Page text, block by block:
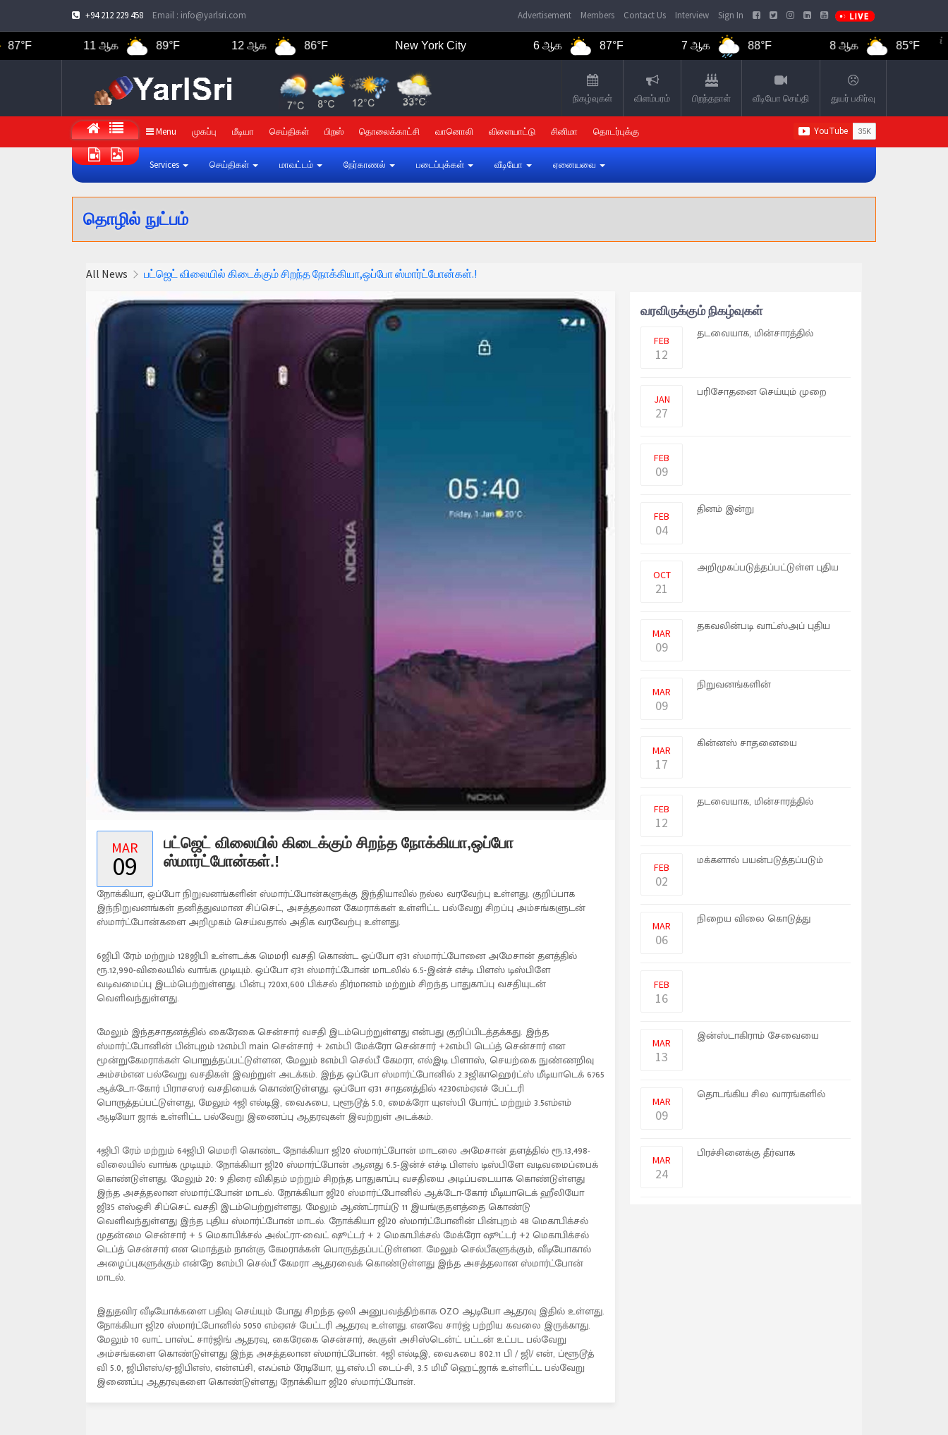
+94 212 229 458 Email : info@yarlsri.com Advertisement Members Contact Us Interview Sign In
11 ஆக 89°F 12 ஆக 86°F New York City 87°F 88°F 85°F
நிகழ்வுகள் விளம்பரம் பிறந்தநாள் வீடியோ செய்தி துயர் பகிர்வு
Menu முகப்பு மீடியா செய்திகள் பிறஸ் தொலைக்காட்சி வானொலி விளையாட்டு சினிமா தொடர்புக்கு
Services செய்திகள் மாவட்டம் நேர்காணல் படைப்புக்கள் வீடியோ ஏனையவை
தொழில் நுட்பம்
All News பட்ஜெட் விலையில் கிடைக்கும் சிறந்த நோக்கியா,ஒப்போ ஸ்மார்ட்போன்கள்.!
MAR
09
பட்ஜெட் விலையில் கிடைக்கும் சிறந்த நோக்கியா,ஒப்போ
ஸ்மார்ட்போன்கள்.!
நோக்கியா, ஒப்போ நிறுவனங்களின் ஸ்மார்ட்போன்களுக்கு இந்தியாவில் நல்ல வரவேற்பு உள்ளது. குறிப்பாக
இந்நிறுவனங்கள் தனித்துவமான சிப்செட், அசத்தலான கேமராக்கள் உள்ளிட்ட பல்வேறு சிறப்பு அம்சங்களுடன்
ஸ்மார்ட்போன்களை அறிமுகம் செய்வதால் அதிக வரவேற்பு உள்ளது.
6ஜிபி ரேம் மற்றும் 128ஜிபி உள்ளடக்க மெமரி வசதி கொண்ட ஒப்போ ஏ31 ஸ்மார்ட்போனை அமேசான் தளத்தில்
ரூ.12,990-விலையில் வாங்க முடியும். ஒப்போ ஏ31 ஸ்மார்ட்போன் மாடலில் 6.5-இன்ச் எச்டி பிளஸ் டிஸ்பிளே
வடிவமைப்பு இடம்பெற்றுள்ளது. பின்பு 720x1,600 பிக்சல் திர்மானம் மற்றும் சிறந்த பாதுகாப்பு வசதியுடன்
வெளிவந்துள்ளது.
மேலும் இந்தசாதனத்தில் கைரேகை சென்சார் வசதி இடம்பெற்றுள்ளது என்பது குறிப்பிடத்தக்கது. இந்த
ஸ்மார்ட்போனின் பின்புறம் 12எம்பி main சென்சார் + 2எம்பி மேக்ரோ சென்சார் +2எம்பி டெப்த் சென்சார் என
மூன்றுகேமராக்கள் பொறுத்தப்பட்டுள்ளன, மேலும் 8எம்பி செல்பீ கேமரா, எல்இடி பிளாஸ், செயற்கை நுண்ணறிவு
அம்சம்என பல்வேறு வசதிகள் இவற்றுள் அடக்கம். இந்த ஒப்போ ஸ்மார்ட்போனில் 2.3ஜிகாஹெர்ட்ஸ் மீடியாடெக் 6765
ஆக்டோ-கோர் பிராசஸர் வசதியைக் கொண்டுள்ளது. ஒப்போ ஏ31 சாதனத்தில் 4230எம்ஏஎச் பேட்டரி
பொருத்தப்பட்டுள்ளது, மேலும் 4ஜி எல்டிஇ, வைஃபை, புளூடூத் 5.0, மைக்ரோ யுஎஸ்பி போர்ட் மற்றும் 3.5எம்எம்
ஆடியோ ஜாக் உள்ளிட்ட பல்வேறு இணைப்பு ஆதரவுகள் இவற்றுள் அடக்கம்.
4ஜிபி ரேம் மற்றும் 64ஜிபி மெமரி கொண்ட நோக்கியா ஜி20 ஸ்மார்ட்போன் மாடலை அமேசான் தளத்தில் ரூ.13,498-
விலையில் வாங்க முடியும். நோக்கியா ஜி20 ஸ்மார்ட்போன் ஆனது 6.5-இன்ச் எச்டி பிளஸ் டிஸ்பிளே வடிவமைப்பைக்
கொண்டுள்ளது. மேலும் 20: 9 திரை விகிதம் மற்றும் சிறந்த பாதுகாப்பு வசதியை அடிப்படையாக கொண்டுள்ளது
இந்த அசத்தலான ஸ்மார்ட்போன் மாடல். நோக்கியா ஜி20 ஸ்மார்ட்போனில் ஆக்டோ-கோர் மீடியாடெக் ஹீலியோ
ஜி35 எஸ்ஒசி சிப்செட் வசதி இடம்பெற்றுள்ளது. மேலும் ஆண்ட்ராய்டு 11 இயங்குதளத்தை கொண்டு
வெளிவந்துள்ளது இந்த புதிய ஸ்மார்ட்போன் மாடல். நோக்கியா ஜி20 ஸ்மார்ட்போனின் பின்புறம் 48 மெகாபிக்சல்
முதன்மை சென்சார் + 5 மெகாபிக்சல் அல்ட்ரா-வைட் ஷூட்டர் + 2 மெகாபிக்சல் மேக்ரோ ஷூட்டர் +2 மெகாபிக்சல்
டெப்த் சென்சார் என மொத்தம் நான்கு கேமராக்கள் பொருத்தப்பட்டுள்ளன. மேலும் செல்பீகளுக்கும், வீடியோகால்
அழைப்புகளுக்கும் என்றே 8எம்பி செல்பீ கேமரா ஆதரவைக் கொண்டுள்ளது இந்த அசத்தலான ஸ்மார்ட்போன்
மாடல்.
இதுதவிர வீடியோக்களை பதிவு செய்யும் போது சிறந்த ஒலி அனுபவத்திற்காக OZO ஆடியோ ஆதரவு இதில் உள்ளது.
நோக்கியா ஜி20 ஸ்மார்ட்போனில் 5050 எம்ஏஎச் பேட்டரி ஆதரவு உள்ளது. எனவே சார்ஜ் பற்றிய கவலை இருக்காது.
மேலும் 10 வாட் பாஸ்ட் சார்ஜிங் ஆதரவு, கைரேகை சென்சார், கூகுள் அசிஸ்டென்ட் பட்டன் உட்பட பல்வேறு
அம்சங்களை கொண்டுள்ளது இந்த அசத்தலான ஸ்மார்ட்போன். 4ஜி எல்டிஇ, வைஃபை 802.11 பி / ஜி/ என், ப்ளூடூத்
வி 5.0, ஜிபிஎஸ்/ஏ-ஜிபிஎஸ், என்எப்சி, எஃப்எம் ரேடியோ, யூ.எஸ்.பி டைப்-சி, 3.5 மிமீ ஹெட்ஜாக் உள்ளிட்ட பல்வேறு
இணைப்பு ஆதரவுகளை கொண்டுள்ளது நோக்கியா ஜி20 ஸ்மார்ட்போன்.
வரவிருக்கும் நிகழ்வுகள்
FEB
12
இலங்கை வரலாற்றில் முதல்
தடவையாக, மின்சாரத்தில்
JAN
27
பரிசோதனை செய்யும் முறை
FEB
09
FEB
04
தினம் இன்று
OCT
21
அறிமுகப்படுத்தப்பட்டுள்ள புதிய
MAR
09
தகவலின்படி வாட்ஸ்அப் புதிய
MAR
09
நிறுவனங்களின்
MAR
17
கின்னஸ் சாதனையை
FEB
12
தடவையாக, மின்சாரத்தில்
FEB
02
மக்களால் பயன்படுத்தப்படும்
MAR
06
நிறைய விலை கொடுத்து
FEB
16
MAR
13
இன்ஸ்டாகிராம் சேவையை
MAR
09
தொடங்கிய சில வாரங்களில்
MAR
24
பிரச்சினைக்கு தீர்வாக